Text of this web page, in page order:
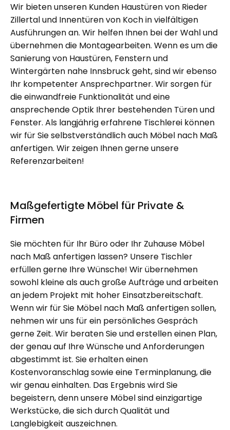
Wir bieten unseren Kunden Haustüren von Rieder
Zillertal und Innentüren von Koch in vielfältigen
Ausführungen an. Wir helfen Ihnen bei der Wahl und
übernehmen die Montagearbeiten. Wenn es um die
Sanierung von Haustüren, Fenstern und
Wintergärten nahe Innsbruck geht, sind wir ebenso
Ihr kompetenter Ansprechpartner. Wir sorgen für
die einwandfreie Funktionalität und eine
ansprechende Optik Ihrer bestehenden Türen und
Fenster. Als langjährig erfahrene Tischlerei können
wir für Sie selbstverständlich auch Möbel nach Maß
anfertigen. Wir zeigen Ihnen gerne unsere
Referenzarbeiten!
Maßgefertigte Möbel für Private &
Firmen
Sie möchten für Ihr Büro oder Ihr Zuhause Möbel
nach Maß anfertigen lassen? Unsere Tischler
erfüllen gerne Ihre Wünsche! Wir übernehmen
sowohl kleine als auch große Aufträge und arbeiten
an jedem Projekt mit hoher Einsatzbereitschaft.
Wenn wir für Sie Möbel nach Maß anfertigen sollen,
nehmen wir uns für ein persönliches Gespräch
gerne Zeit. Wir beraten Sie und erstellen einen Plan,
der genau auf Ihre Wünsche und Anforderungen
abgestimmt ist. Sie erhalten einen
Kostenvoranschlag sowie eine Terminplanung, die
wir genau einhalten. Das Ergebnis wird Sie
begeistern, denn unsere Möbel sind einzigartige
Werkstücke, die sich durch Qualität und
Langlebigkeit auszeichnen.